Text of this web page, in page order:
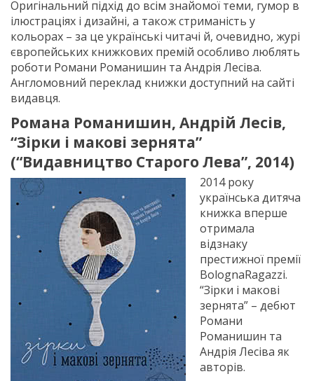
Оригінальний підхід до всім знайомої теми, гумор в
ілюстраціях і дизайні, а також стриманість у
кольорах – за це українські читачі й, очевидно, журі
європейських книжкових премій особливо люблять
роботи Романи Романишин та Андрія Лесіва.
Англомовний переклад книжки доступний на сайті
видавця.
Романа Романишин, Андрій Лесів,
“Зірки і макові зернята”
(“Видавництво Старого Лева”, 2014)
2014 року
українська дитяча
книжка вперше
отримала
відзнаку
престижної премії
BolognaRagazzi.
“Зірки і макові
зернята” – дебют
Романи
Романишин та
Андрія Лесіва як
авторів.